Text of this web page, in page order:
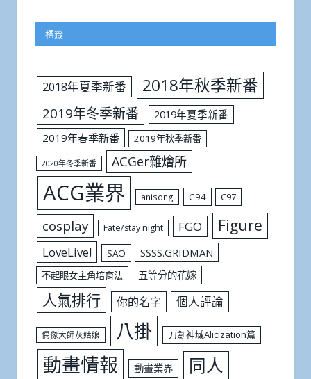
標籤
2018年夏季新番 2018年秋季新番
2019年冬季新番
2019年夏季新番
2019年春季新番
2019年秋季新番
2020年冬季新番 ACGer雜燴所
ACG業界 anisong C94 C97
cosplay Fate/stay night FGO Figure
LoveLive! SAO SSSS.GRIDMAN
不起眼女主角培育法 五等分的花嫁
人氣排行 你的名字 個人評論
偶像大師灰姑娘 八掛 刀劍神域Alicization篇
動畫情報 動畫業界 同人